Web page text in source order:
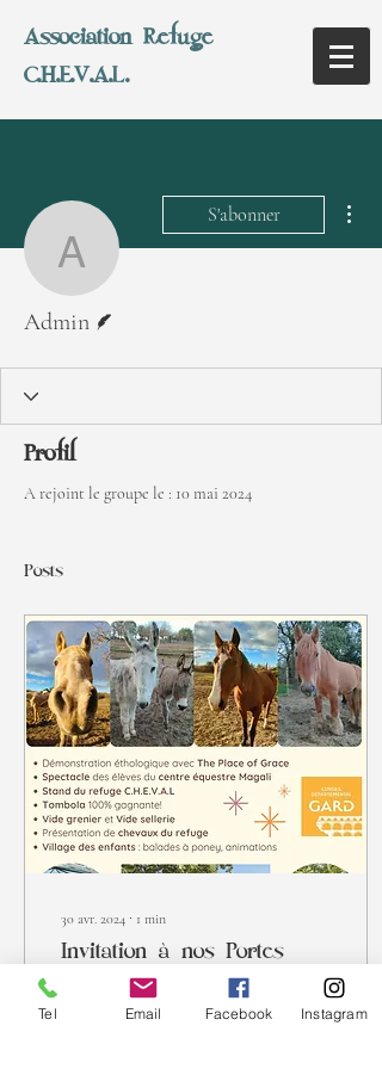
Association Refuge
C.H.E.V.A.L.
Admin
S'abonner
Admin
Profil
A rejoint le groupe le : 10 mai 2024
Posts
30 avr. 2024 ∙ 1 min
Invitation à nos Portes
Ouvertes 2024
Tel Email Facebook Instagram